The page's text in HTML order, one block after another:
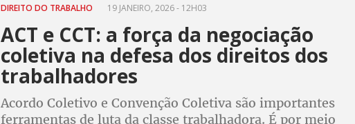
DIREITO DO TRABALHO 19 JANEIRO, 2026 - 12H03
ACT e CCT: a força da negociação
coletiva na defesa dos direitos dos
trabalhadores
Acordo Coletivo e Convenção Coletiva são importantes
ferramentas de luta da classe trabalhadora. É por meio